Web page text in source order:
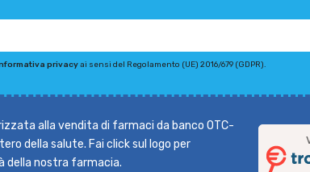
privacyai sensi del Regolamento (UE) 2016/679 (GDPR).
alla vendita di farmaci da banco OTC-
della salute. Fai click sul logo per
della nostra farmacia.